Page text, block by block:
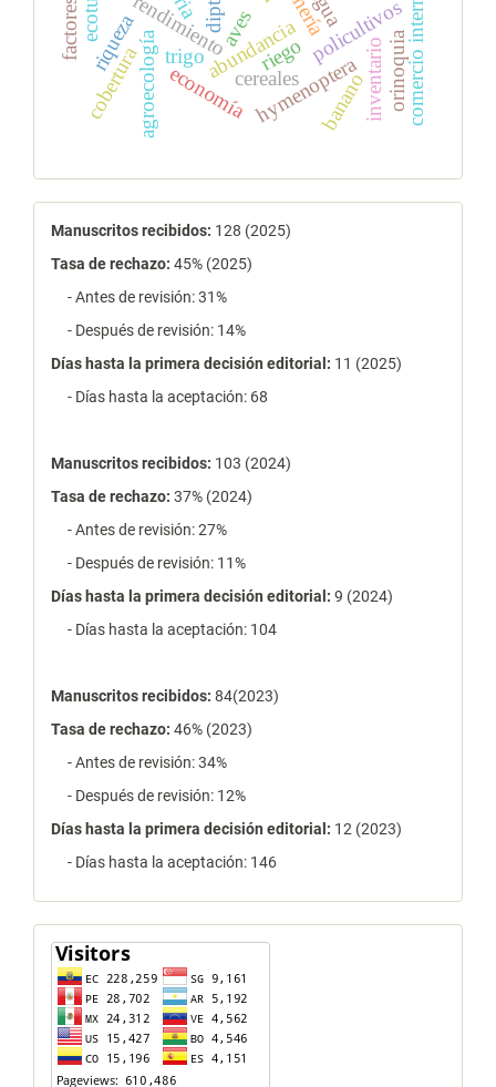
rendimiento
cereales
policultivos
agroecología abundancia
aves
inventario
hymenoptera
riqueza
economía
trigo riego
cobertura orinoquia
banano
estadísticas
Manuscritos recibidos: 128 (2025)
Tasa de rechazo: 45% (2025)
- Antes de revisión: 31%
- Después de revisión: 14%
Días hasta la primera decisión editorial: 11 (2025)
- Días hasta la aceptación: 68
Manuscritos recibidos: 103 (2024)
Tasa de rechazo: 37% (2024)
- Antes de revisión: 27%
- Después de revisión: 11%
Días hasta la primera decisión editorial: 9 (2024)
- Días hasta la aceptación: 104
Manuscritos recibidos: 84(2023)
Tasa de rechazo: 46% (2023)
- Antes de revisión: 34%
- Después de revisión: 12%
Días hasta la primera decisión editorial: 12 (2023)
- Días hasta la aceptación: 146
contador